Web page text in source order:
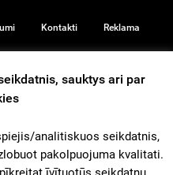
Kontakti Reklama
sauktys ari par
analitiskuos seikdatnis,
pakolpuojuma kvalitati.